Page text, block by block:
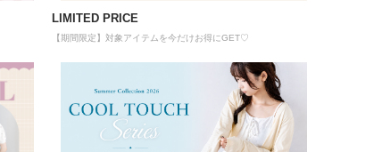
LIMITED PRICE
【期間限定】対象アイテムを今だけお得にGET♡